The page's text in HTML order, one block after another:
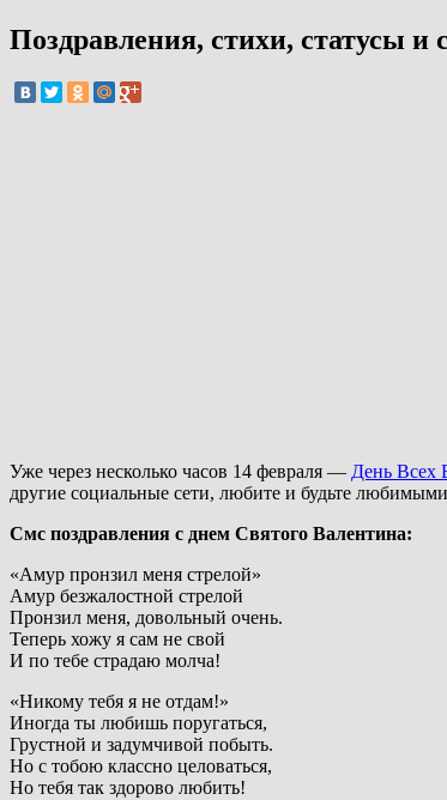
Поздравления, стихи, статусы
Уже через несколько часов 14 февраля — День Всех
другие социальные сети, любите и будьте
Смс поздравления с днем Святого Валентина:
«Амур пронзил меня стрелой»
Амур безжалостной стрелой
Пронзил меня, довольный очень.
Теперь хожу я сам не свой
И по тебе страдаю молча!
«Никому тебя я не отдам!»
Иногда ты любишь поругаться,
Грустной и задумчивой побыть.
Но с тобою классно целоваться,
Но тебя так здорово любить!